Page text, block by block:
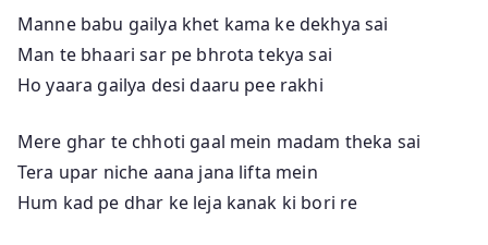
Manne babu gailya khet kama ke dekhya sai
Man te bhaari sar pe bhrota tekya sai
Ho yaara gailya desi daaru pee rakhi
Mere ghar te chhoti gaal mein madam theka sai
Tera upar niche aana jana lifta mein
Hum kad pe dhar ke leja kanak ki bori re